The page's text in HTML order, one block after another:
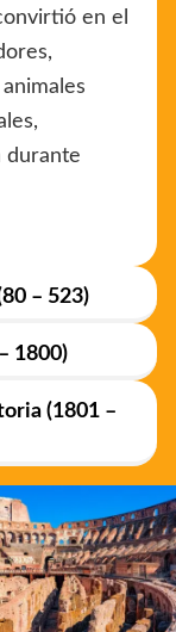
en el
durante
– 523)
1800)
(1801 –